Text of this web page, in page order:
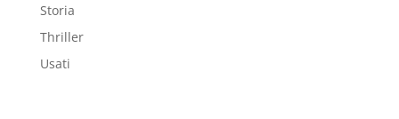
Storia
Thriller
Usati